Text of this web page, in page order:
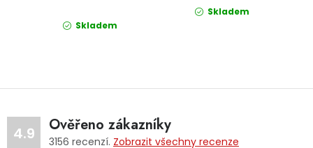
Skladem
Skladem
4.9 Ověřeno zákazníky
3156 recenzí. Zobrazit všechny recenze